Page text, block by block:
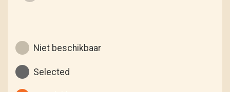
Niet beschikbaar
Selected